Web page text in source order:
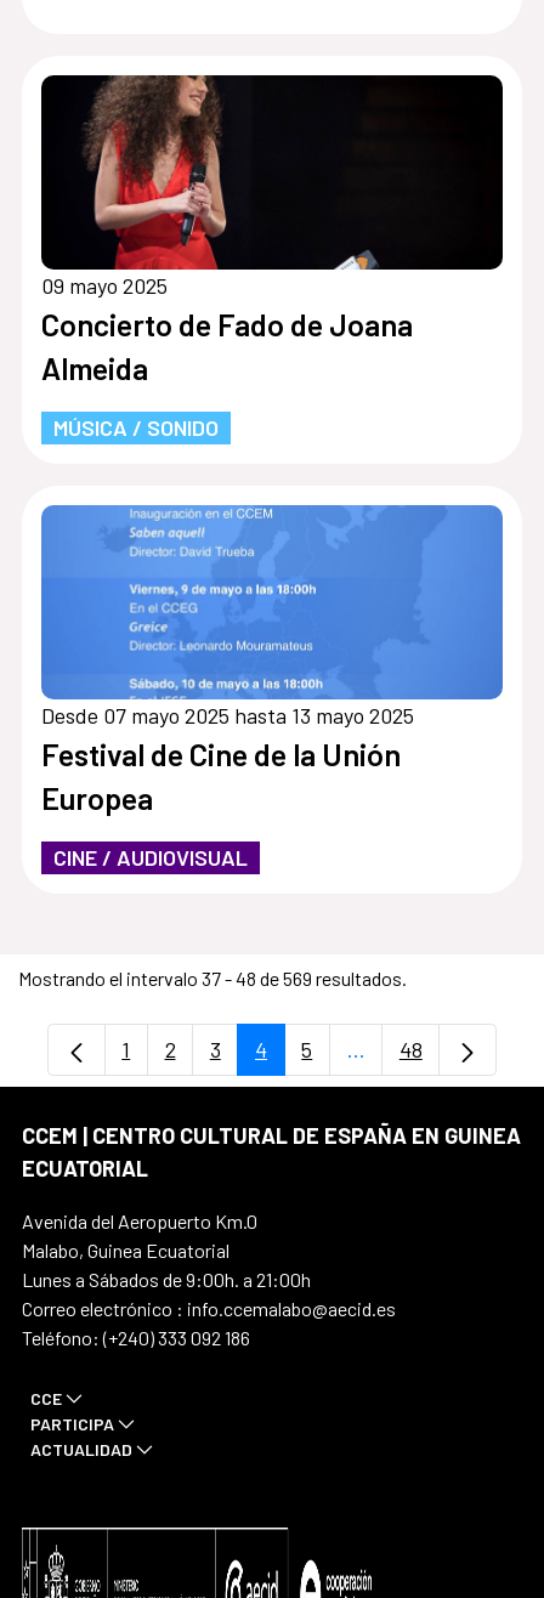
09 mayo 2025
Concierto de Fado de Joana
Almeida
MÚSICA / SONIDO
Desde 07 mayo 2025 hasta 13 mayo 2025
Festival de Cine de la Unión
Europea
CINE / AUDIOVISUAL
Mostrando el intervalo 37 - 48 de 569 resultados.
Página
1 Página
2 Página
3 Página
4 Página
5 ...PáginasPágina
48
CCEM | CENTRO CULTURAL DE ESPAÑA EN GUINEA
ECUATORIAL
Avenida del Aeropuerto Km.0
Malabo, Guinea Ecuatorial
Lunes a Sábados de 9:00h. a 21:00h
Correo electrónico : info.ccemalabo@aecid.es
Teléfono: (+240) 333 092 186
CCE
PARTICIPA
ACTUALIDAD